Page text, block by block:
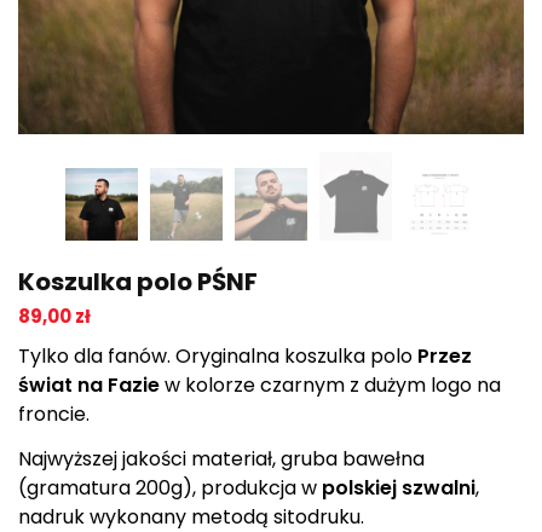
Koszulka polo PŚNF
89,00zł
Tylko dla fanów. Oryginalna koszulka polo Przez
świat na Faziew kolorze czarnym z dużym logo na
froncie.
Najwyższej jakości materiał, gruba bawełna
(gramatura 200g), produkcja w polskiej szwalni,
nadruk wykonany metodą sitodruku.